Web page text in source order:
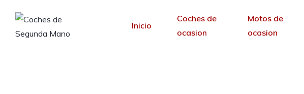
Inicio
Coches de
ocasion
Motos de
ocasion